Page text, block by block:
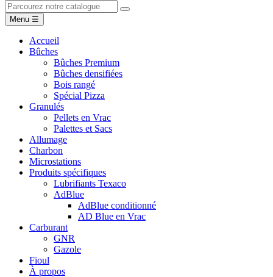
Menu ☰
Accueil
Bûches
Bûches Premium
Bûches densifiées
Bois rangé
Spécial Pizza
Granulés
Pellets en Vrac
Palettes et Sacs
Allumage
Charbon
Microstations
Produits spécifiques
Lubrifiants Texaco
AdBlue
AdBlue conditionné
AD Blue en Vrac
Carburant
GNR
Gazole
Fioul
À propos